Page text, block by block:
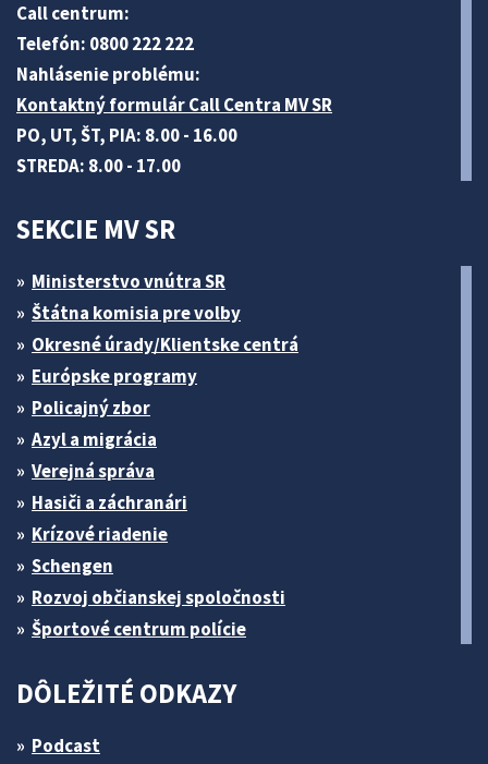
Call centrum:
Telefón: 0800 222 222
Nahlásenie problému:
Kontaktný formulár Call Centra MV SR
PO, UT, ŠT, PIA: 8.00 - 16.00
STREDA: 8.00 - 17.00
SEKCIE MV SR
Ministerstvo vnútra SR
Štátna komisia pre volby
Okresné úrady/Klientske centrá
Európske programy
Policajný zbor
Azyl a migrácia
Verejná správa
Hasiči a záchranári
Krízové riadenie
Schengen
Rozvoj občianskej spoločnosti
Športové centrum polície
DÔLEŽITÉ ODKAZY
Podcast